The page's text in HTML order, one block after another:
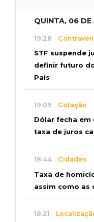
QUINTA, 06
19:28
STF suspende
definir futuro
País
19:09 Cotação
Dólar fecha em
taxa de juros
18:44 Cidades
Taxa de
assim como as
18:21